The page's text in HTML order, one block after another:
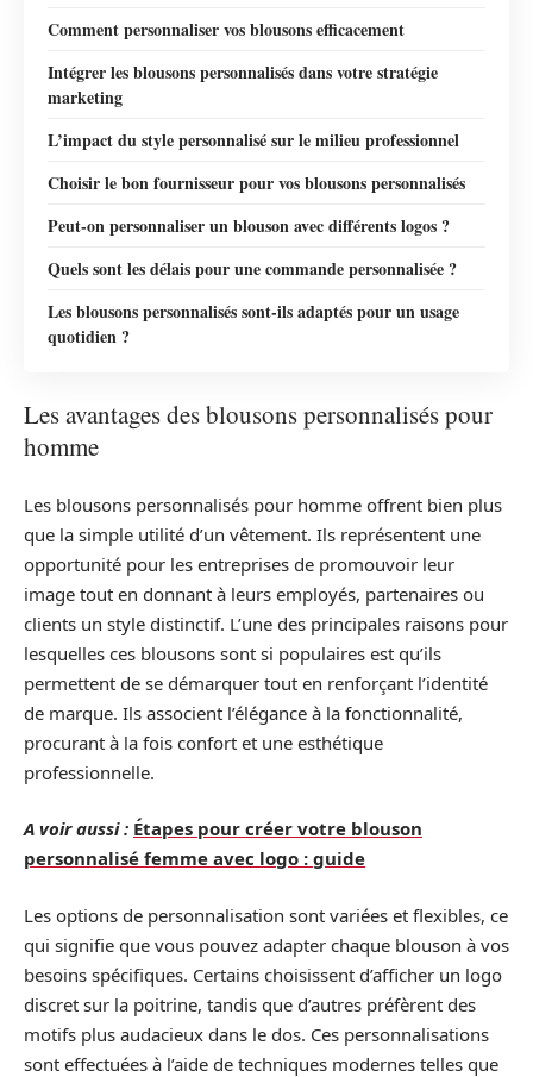
Comment personnaliser vos blousons efficacement
Intégrer les blousons personnalisés dans votre stratégie
marketing
L’impact du style personnalisé sur le milieu professionnel
Choisir le bon fournisseur pour vos blousons personnalisés
Peut-on personnaliser un blouson avec différents logos ?
Quels sont les délais pour une commande personnalisée ?
Les blousons personnalisés sont-ils adaptés pour un usage
quotidien ?
Les avantages des blousons personnalisés pour
homme
Les blousons personnalisés pour homme offrent bien plus
que la simple utilité d’un vêtement. Ils représentent une
opportunité pour les entreprises de promouvoir leur
image tout en donnant à leurs employés, partenaires ou
clients un style distinctif. L’une des principales raisons pour
lesquelles ces blousons sont si populaires est qu’ils
permettent de se démarquer tout en renforçant l’identité
de marque. Ils associent l’élégance à la fonctionnalité,
procurant à la fois confort et une esthétique
professionnelle.
A voir aussi : Étapes pour créer votre blouson
personnalisé femme avec logo : guide
Les options de personnalisation sont variées et flexibles, ce
qui signifie que vous pouvez adapter chaque blouson à vos
besoins spécifiques. Certains choisissent d’afficher un logo
discret sur la poitrine, tandis que d’autres préfèrent des
motifs plus audacieux dans le dos. Ces personnalisations
sont effectuées à l’aide de techniques modernes telles que